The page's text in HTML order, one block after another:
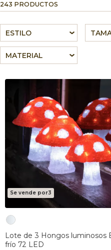
243 PRODUCTOS
ESTILO
MATERIAL
Se vende por3
Lote de 3 Hongos luminosos Blanco
frío 72 LED